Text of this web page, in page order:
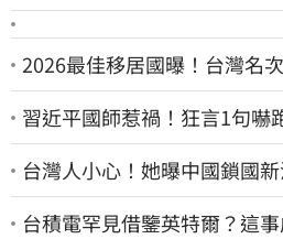
2026最佳移居國曝！台灣名
習近平國師惹禍！狂言1句嚇
台灣人小心！她曝中國鎖國
台積電罕見借鑒英特爾？這